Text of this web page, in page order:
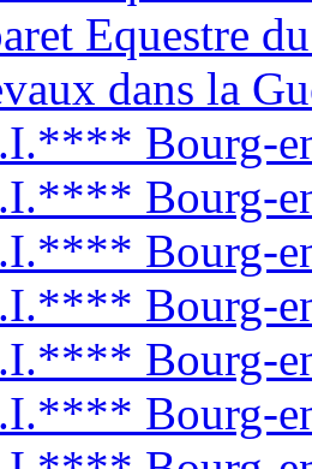
Equestre
dans la
Bourg-
Bourg-
Bourg-
Bourg-
Bourg-
Bourg-